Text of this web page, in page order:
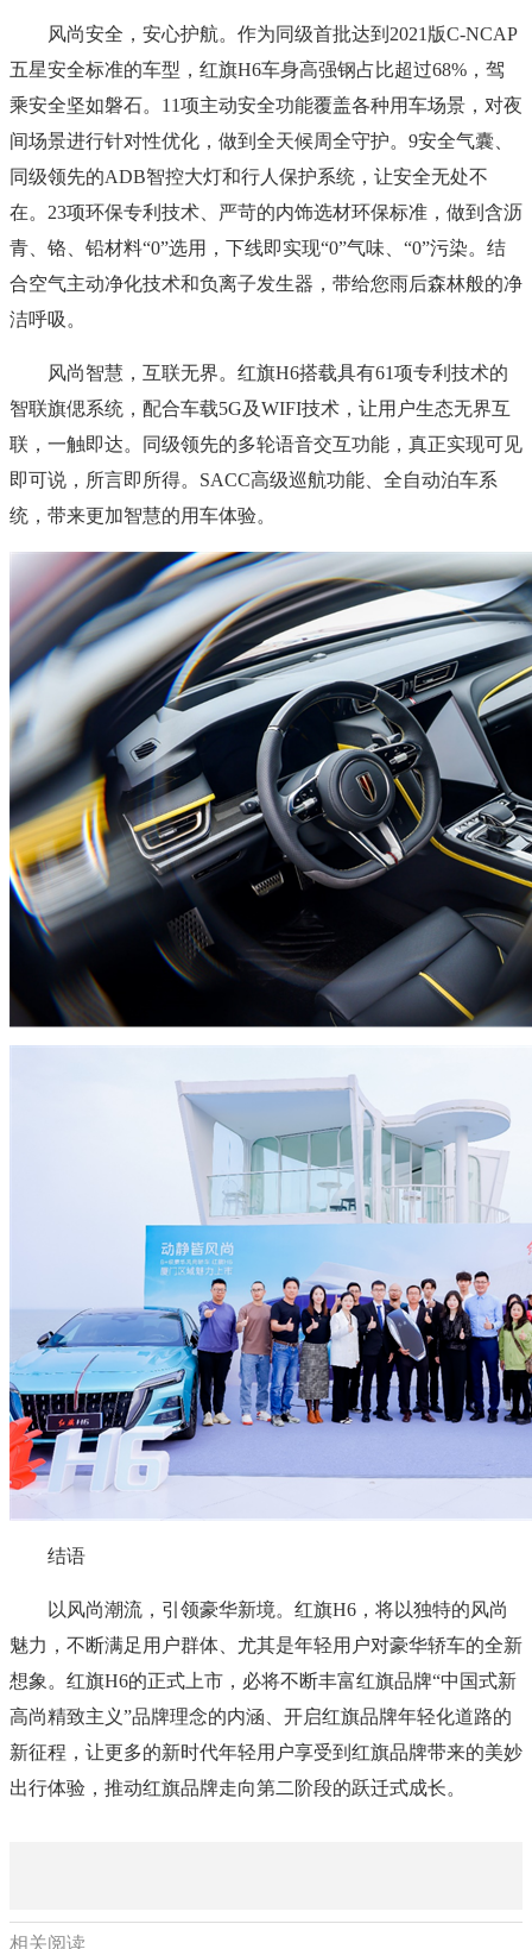
风尚安全，安心护航。作为同级首批达到2021版C-NCAP
五星安全标准的车型，红旗H6车身高强钢占比超过68%，驾
乘安全坚如磐石。11项主动安全功能覆盖各种用车场景，对夜
间场景进行针对性优化，做到全天候周全守护。9安全气囊、
同级领先的ADB智控大灯和行人保护系统，让安全无处不
在。23项环保专利技术、严苛的内饰选材环保标准，做到含沥
青、铬、铅材料“0”选用，下线即实现“0”气味、“0”污染。结
合空气主动净化技术和负离子发生器，带给您雨后森林般的净
洁呼吸。
风尚智慧，互联无界。红旗H6搭载具有61项专利技术的
智联旗偲系统，配合车载5G及WIFI技术，让用户生态无界互
联，一触即达。同级领先的多轮语音交互功能，真正实现可见
即可说，所言即所得。SACC高级巡航功能、全自动泊车系
统，带来更加智慧的用车体验。
结语
以风尚潮流，引领豪华新境。红旗H6，将以独特的风尚
魅力，不断满足用户群体、尤其是年轻用户对豪华轿车的全新
想象。红旗H6的正式上市，必将不断丰富红旗品牌“中国式新
高尚精致主义”品牌理念的内涵、开启红旗品牌年轻化道路的
新征程，让更多的新时代年轻用户享受到红旗品牌带来的美妙
出行体验，推动红旗品牌走向第二阶段的跃迁式成长。
相关阅读